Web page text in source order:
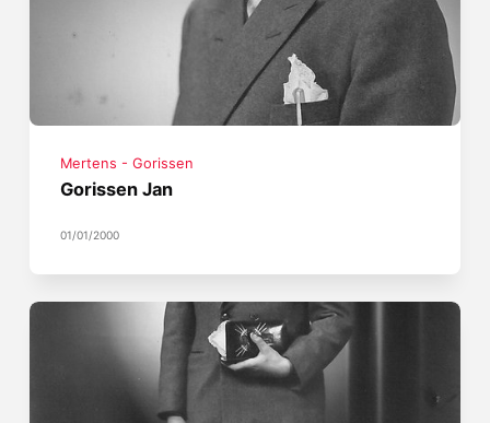
Mertens - Gorissen
Gorissen Jan
01/01/2000